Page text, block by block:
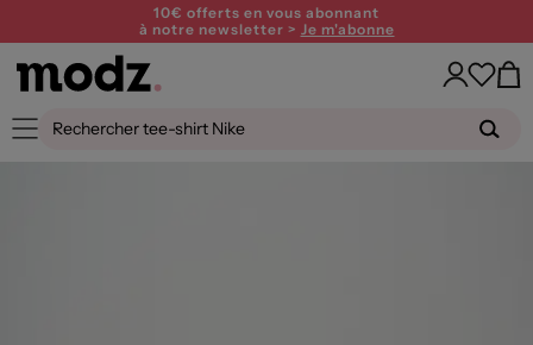
10€ offerts en vous abonnant
à notre newsletter > Je m'abonne